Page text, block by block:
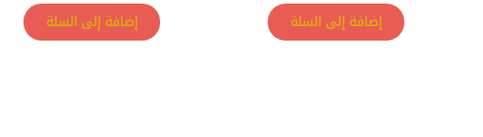
إضافة إلى السلة إضافة إلى السلة